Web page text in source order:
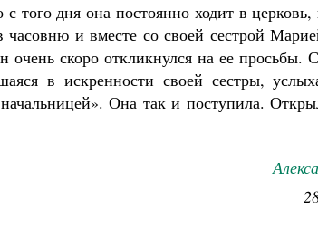
того дня она постоянно ходит в церковь,
и вместе со своей сестрой
скоро откликнулся на ее просьбы.
в искренности своей сестры,
Она так и поступила.